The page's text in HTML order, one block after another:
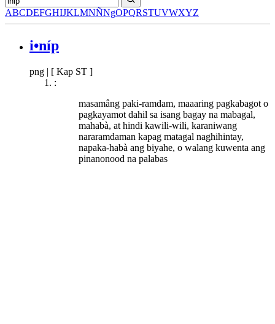
ABCDEFGHIJKLMNÑNgOPQRSTUVWXYZ
i•níp
png | [ Kap ST ]
:
masamâng paki-ramdam, maaaring pagkabagot o
pagkayamot dahil sa isang bagay na mabagal,
mahabà, at hindi kawili-wili, karaniwang
nararamdaman kapag matagal naghihintay,
napaka-habà ang biyahe, o walang kuwenta ang
pinanonood na palabas